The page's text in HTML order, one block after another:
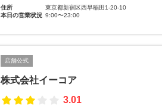
住所
東京都新宿区西早稲田1-20-10
本日の営業状況 9:00〜23:00
店舗公式
株式会社イーコア
3.01